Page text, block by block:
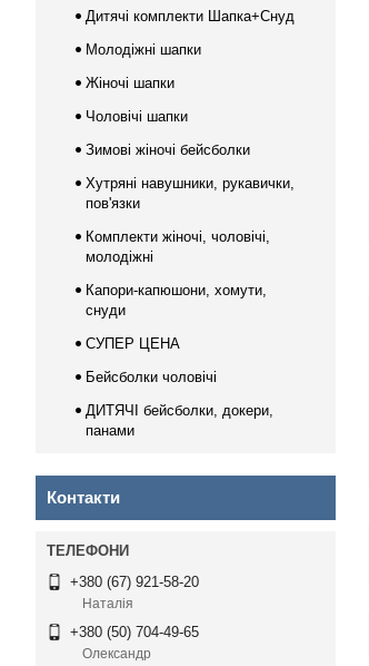
Дитячі комплекти Шапка+Снуд
Молодіжні шапки
Жіночі шапки
Чоловічі шапки
Зимові жіночі бейсболки
Хутряні навушники, рукавички,
пов'язки
Комплекти жіночі, чоловічі,
молодіжні
Капори-капюшони, хомути,
снуди
СУПЕР ЦЕНА
Бейсболки чоловічі
ДИТЯЧІ бейсболки, докери,
панами
Контакти
+380 (67) 921-58-20
Наталія
+380 (50) 704-49-65
Олександр